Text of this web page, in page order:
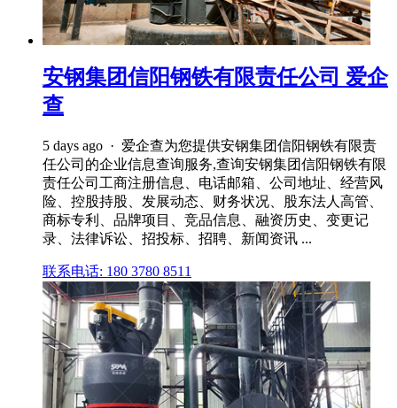
安钢集团信阳钢铁有限责任公司 爱企
查
5 days ago · 爱企查为您提供安钢集团信阳钢铁有限责
任公司的企业信息查询服务,查询安钢集团信阳钢铁有限
责任公司工商注册信息、电话邮箱、公司地址、经营风
险、控股持股、发展动态、财务状况、股东法人高管、
商标专利、品牌项目、竞品信息、融资历史、变更记
录、法律诉讼、招投标、招聘、新闻资讯 ...
联系电话: 180 3780 8511